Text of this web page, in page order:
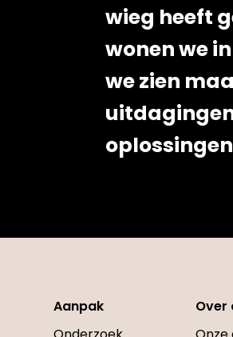
wieg heeft
wonen we
we zien
Aanpak
Over